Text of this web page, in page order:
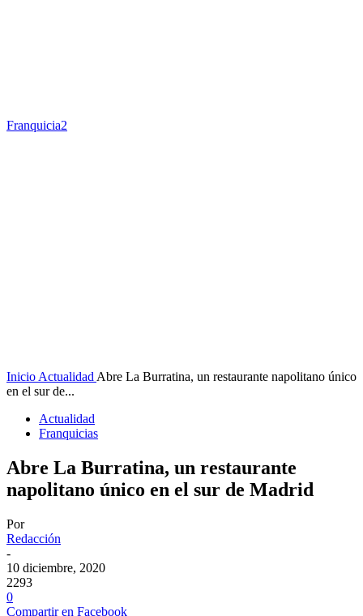
Franquicia2
Inicio Actualidad Abre La Burratina, un restaurante napolitano único
en el sur de...
Actualidad
Franquicias
Abre La Burratina, un restaurante
napolitano único en el sur de Madrid
Por
Redacción
-
10 diciembre, 2020
2293
0
Compartir en Facebook